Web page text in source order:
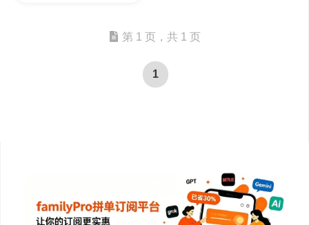
第 1 页，共 1 页
1